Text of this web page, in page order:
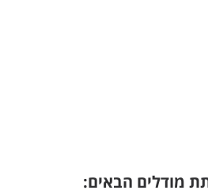
מודלים הבאים: